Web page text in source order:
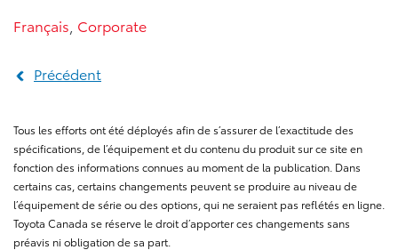
Français Corporate
Précédent
Tous les efforts ont été déployés afin de s’assurer de l’exactitude des
spécifications, de l’équipement et du contenu du produit sur ce site en
fonction des informations connues au moment de la publication. Dans
certains cas, certains changements peuvent se produire au niveau de
l’équipement de série ou des options, qui ne seraient pas reflétés en ligne.
Toyota Canada se réserve le droit d’apporter ces changements sans
préavis ni obligation de sa part.